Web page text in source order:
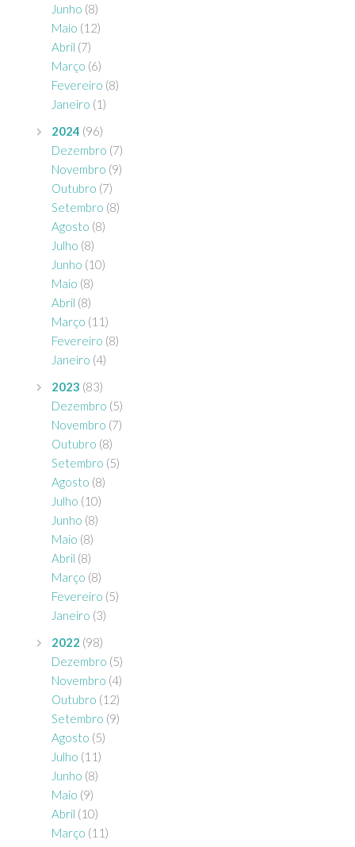
Junho (8)
Maio (12)
Abril (7)
Março (6)
Fevereiro (8)
Janeiro (1)
2024 (96)
Dezembro (7)
Novembro (9)
Outubro (7)
Setembro (8)
Agosto (8)
Julho (8)
Junho (10)
Maio (8)
Abril (8)
Março (11)
Fevereiro (8)
Janeiro (4)
2023 (83)
Dezembro (5)
Novembro (7)
Outubro (8)
Setembro (5)
Agosto (8)
Julho (10)
Junho (8)
Maio (8)
Abril (8)
Março (8)
Fevereiro (5)
Janeiro (3)
2022 (98)
Dezembro (5)
Novembro (4)
Outubro (12)
Setembro (9)
Agosto (5)
Julho (11)
Junho (8)
Maio (9)
Abril (10)
Março (11)